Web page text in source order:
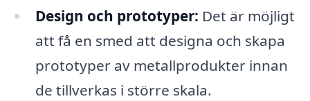
Design och prototyper: Det är möjligt
att få en smed att designa och skapa
prototyper av metallprodukter innan
de tillverkas i större skala.